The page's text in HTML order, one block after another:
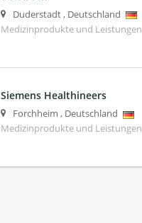
Duderstadt, Deutschland
Medizinprodukte und Leistungen
Siemens Healthineers
Forchheim , Deutschland
Medizinprodukte und Leistungen